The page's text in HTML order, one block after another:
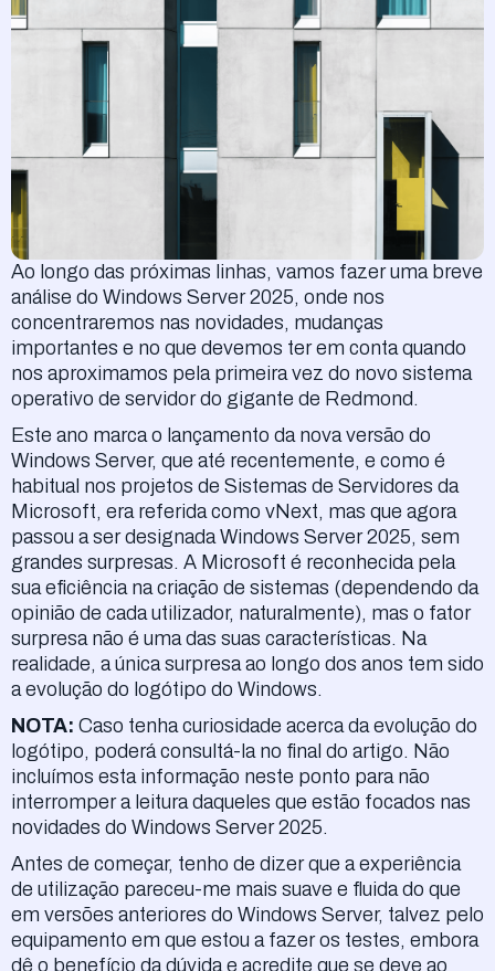
Ao longo das próximas linhas, vamos fazer uma breve
análise do Windows Server 2025, onde nos
concentraremos nas novidades, mudanças
importantes e no que devemos ter em conta quando
nos aproximamos pela primeira vez do novo sistema
operativo de servidor do gigante de Redmond.
Este ano marca o lançamento da nova versão do
Windows Server, que até recentemente, e como é
habitual nos projetos de Sistemas de Servidores da
Microsoft, era referida como vNext, mas que agora
passou a ser designada Windows Server 2025, sem
grandes surpresas. A Microsoft é reconhecida pela
sua eficiência na criação de sistemas (dependendo da
opinião de cada utilizador, naturalmente), mas o fator
surpresa não é uma das suas características. Na
realidade, a única surpresa ao longo dos anos tem sido
a evolução do logótipo do Windows.
NOTA: Caso tenha curiosidade acerca da evolução do
logótipo, poderá consultá-la no final do artigo. Não
incluímos esta informação neste ponto para não
interromper a leitura daqueles que estão focados nas
novidades do Windows Server 2025.
Antes de começar, tenho de dizer que a experiência
de utilização pareceu-me mais suave e fluida do que
em versões anteriores do Windows Server, talvez pelo
equipamento em que estou a fazer os testes, embora
dê o benefício da dúvida e acredite que se deve ao